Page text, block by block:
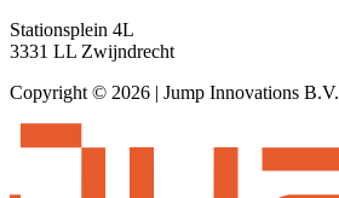
Stationsplein 4L
3331 LL Zwijndrecht
Copyright © 2026 | Jump Innovations B.V.